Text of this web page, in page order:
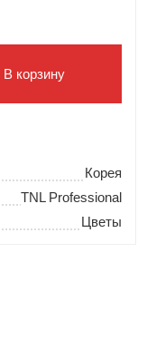
В корзину
Корея
TNL Professional
Цветы